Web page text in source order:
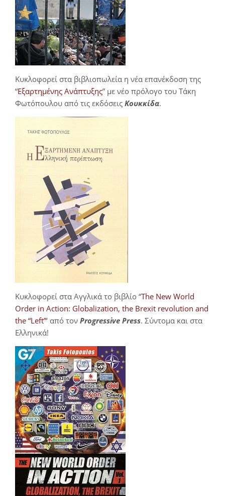
Κυκλοφορεί στα βιβλιοπωλεία η νέα επανέκδοση της
“Εξαρτημένης Ανάπτυξης” με νέο πρόλογο του Τάκη
Φωτόπουλου από τις εκδόσεις Κουκκίδα.
Κυκλοφορεί στα Αγγλικά το βιβλίο “The New World
Order in Action: Globalization, the Brexit revolution and
the “Left”‘ από τον Progressive Press. Σύντομα και στα
Ελληνικά!